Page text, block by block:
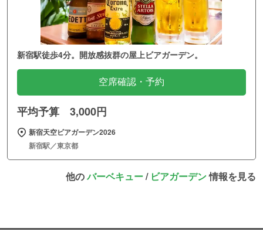
新宿駅徒歩4分。開放感抜群の屋上ビアガーデン。
空席確認・予約
平均予算 3,000円
新宿天空ビアガーデン2026
新宿駅／東京都
他のバーベキュー/ ビアガーデン情報を見る